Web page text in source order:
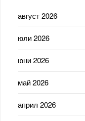
август 2026
юли 2026
юни 2026
май 2026
април 2026